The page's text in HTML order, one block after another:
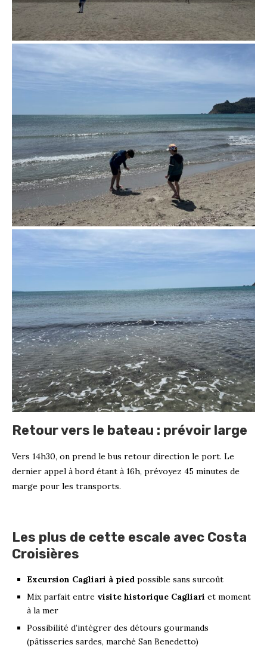
Retour vers le bateau : prévoir large
Vers 14h30, on prend le bus retour direction le port. Le
dernier appel à bord étant à 16h, prévoyez 45 minutes de
marge pour les transports.
Les plus de cette escale avec Costa
Croisières
Excursion Cagliari à pied possible sans surcoût
Mix parfait entre visite historique Cagliari et moment
à la mer
Possibilité d’intégrer des détours gourmands
(pâtisseries sardes, marché San Benedetto)